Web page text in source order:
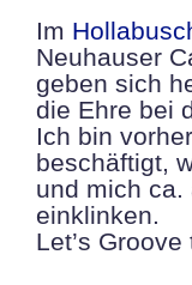
Im
Neuhauser
geben sich
die Ehre bei
Ich bin
beschäftigt,
und mich ca.
einklinken.
Let’s Groove